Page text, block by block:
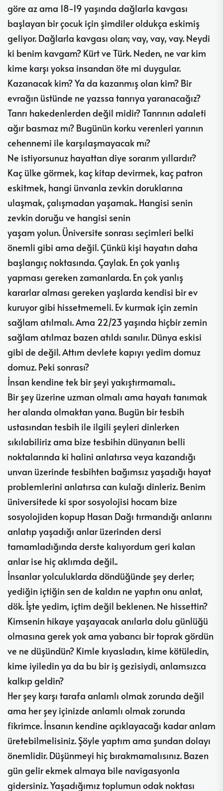
göre az ama 18-19 yaşında dağlarla kavgası
başlayan bir çocuk için şimdiler oldukça eskimiş
geliyor. Dağlarla kavgası olan; vay, vay, vay. Neydi
ki benim kavgam? Kürt ve Türk. Neden, ne var kim
kime karşı yoksa insandan öte mi duygular.
Kazanacak kim? Ya da kazanmış olan kim? Bir
evrağın üstünde ne yazssa tanrıya yaranacağız?
Tanrı hakedenlerden değil midir? Tanrının adaleti
ağır basmaz mı? Bugünün korku verenleri yarının
cehennemi ile karşılaşmayacak mı?
Ne istiyorsunuz hayattan diye sorarım yıllardır?
Kaç ülke görmek, kaç kitap devirmek, kaç patron
eskitmek, hangi ünvanla zevkin doruklarına
ulaşmak, çalışmadan yaşamak.. Hangisi senin
zevkin doruğu ve hangisi senin
yaşam yolun. Üniversite sonrası seçimleri belki
önemli gibi ama değil. Çünkü kişi hayatın daha
başlangıç noktasında. Çaylak. En çok yanlış
yapması gereken zamanlarda. En çok yanlış
kararlar alması gereken yaşlarda kendisi bir ev
kuruyor gibi hissetmemeli. Ev kurmak için zemin
sağlam atılmalı. Ama 22/23 yaşında hiçbir zemin
sağlam atılmaz bazen atıldı sanılır. Dünya eskisi
gibi de değil. Attım devlete kapıyı yedim domuz
domuz. Peki sonrası?
İnsan kendine tek bir şeyi yakıştırmamalı..
Bir şey üzerine uzman olmalı ama hayatı tanımak
her alanda olmaktan yana. Bugün bir tesbih
ustasından tesbih ile ilgili şeyleri dinlerken
sıkılabiliriz ama bize tesbihin dünyanın belli
noktalarında ki halini anlatırsa veya kazandığı
unvan üzerinde tesbihten bağımsız yaşadığı hayat
problemlerini anlatırsa can kulağı dinleriz. Benim
üniversitede ki spor sosyolojisi hocam bize
sosyolojiden kopup Hasan Dağı tırmandığı anlarını
anlatıp yaşadığı anlar üzerinden dersi
tamamladığında derste kalıyordum geri kalan
anlar ise hiç aklımda değil..
İnsanlar yolculuklarda döndüğünde şey derler;
yediğin içtiğin sen de kaldın ne yaptın onu anlat,
dök. İşte yedim, içtim değil beklenen. Ne hissettin?
Kimsenin hikaye yaşayacak anılarla dolu günlüğü
olmasına gerek yok ama yabancı bir toprak gördün
ve ne düşündün? Kimle kıyasladın, kime kötüledin,
kime iyiledin ya da bu bir iş gezisiydi, anlamsızca
kalkıp geldin?
Her şey karşı tarafa anlamlı olmak zorunda değil
ama her şey içinizde anlamlı olmak zorunda
fikrimce. İnsanın kendine açıklayacağı kadar anlam
üretebilmelisiniz. Şöyle yaptım ama şundan dolayı
önemlidir. Düşünmeyi hiç bırakmamalısınız. Bazen
gün gelir ekmek almaya bile navigasyonla
gidersiniz. Yaşadığımız toplumun odak noktası